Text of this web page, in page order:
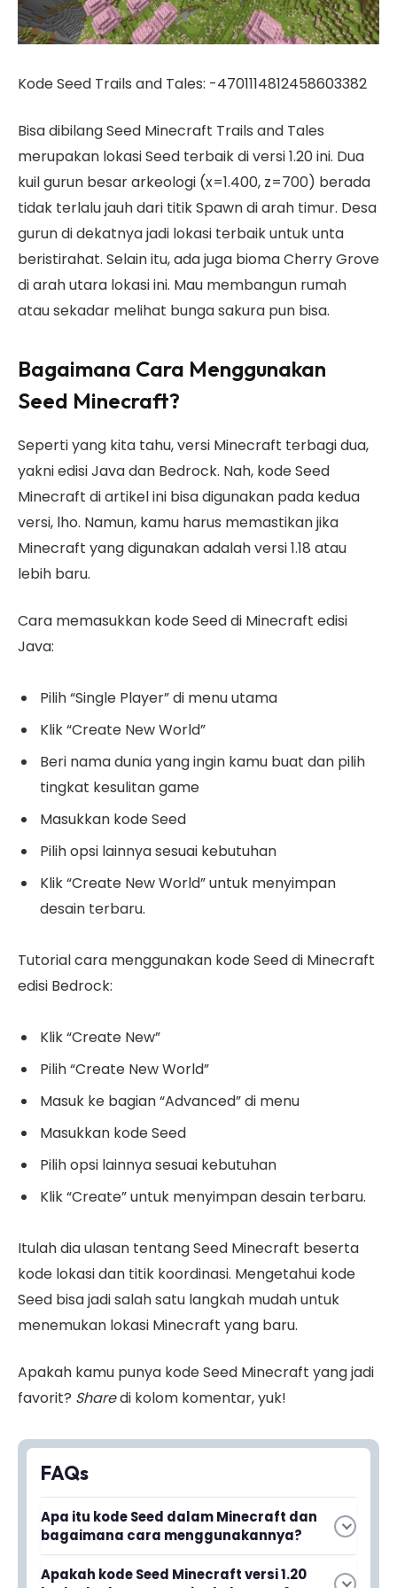
Kode Seed Trails and Tales: -4701114812458603382
Bisa dibilang Seed Minecraft Trails and Tales
merupakan lokasi Seed terbaik di versi 1.20 ini. Dua
kuil gurun besar arkeologi (x=1.400, z=700) berada
tidak terlalu jauh dari titik Spawn di arah timur. Desa
gurun di dekatnya jadi lokasi terbaik untuk unta
beristirahat. Selain itu, ada juga bioma Cherry Grove
di arah utara lokasi ini. Mau membangun rumah
atau sekadar melihat bunga sakura pun bisa.
Bagaimana Cara Menggunakan
Seed Minecraft?
Seperti yang kita tahu, versi Minecraft terbagi dua,
yakni edisi Java dan Bedrock. Nah, kode Seed
Minecraft di artikel ini bisa digunakan pada kedua
versi, lho. Namun, kamu harus memastikan jika
Minecraft yang digunakan adalah versi 1.18 atau
lebih baru.
Cara memasukkan kode Seed di Minecraft edisi
Java:
Pilih “Single Player” di menu utama
Klik “Create New World”
Beri nama dunia yang ingin kamu buat dan pilih
tingkat kesulitan game
Masukkan kode Seed
Pilih opsi lainnya sesuai kebutuhan
Klik “Create New World” untuk menyimpan
desain terbaru.
Tutorial cara menggunakan kode Seed di Minecraft
edisi Bedrock:
Klik “Create New”
Pilih “Create New World”
Masuk ke bagian “Advanced” di menu
Masukkan kode Seed
Pilih opsi lainnya sesuai kebutuhan
Klik “Create” untuk menyimpan desain terbaru.
Itulah dia ulasan tentang Seed Minecraft beserta
kode lokasi dan titik koordinasi. Mengetahui kode
Seed bisa jadi salah satu langkah mudah untuk
menemukan lokasi Minecraft yang baru.
Apakah kamu punya kode Seed Minecraft yang jadi
favorit? Sharedi kolom komentar, yuk!
FAQs
Apa itu kode Seed dalam Minecraft dan
bagaimana cara menggunakannya?
Kode Seed adalah kode unik yang
Apakah kode Seed Minecraft versi 1.20